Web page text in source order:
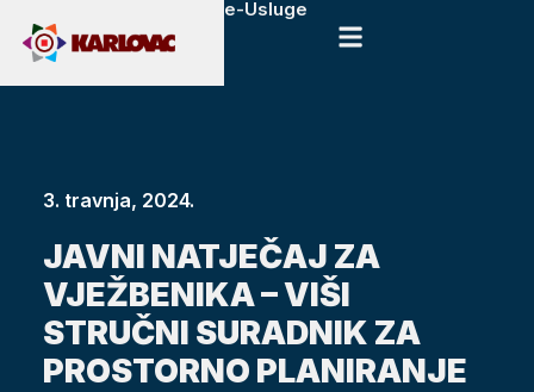
e-Usluge
3. travnja, 2024.
JAVNI NATJEČAJ ZA
VJEŽBENIKA – VIŠI
STRUČNI SURADNIK ZA
PROSTORNO PLANIRANJE